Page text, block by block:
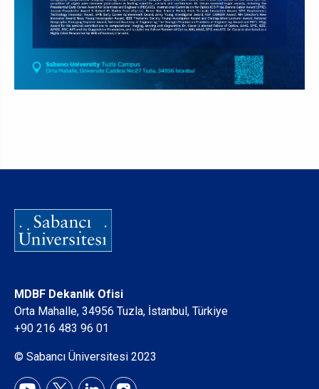
MDBF Dekanlık Ofisi
Orta Mahalle, 34956 Tuzla, İstanbul, Türkiye
+90 216 483 96 01
© Sabancı Üniversitesi 2023